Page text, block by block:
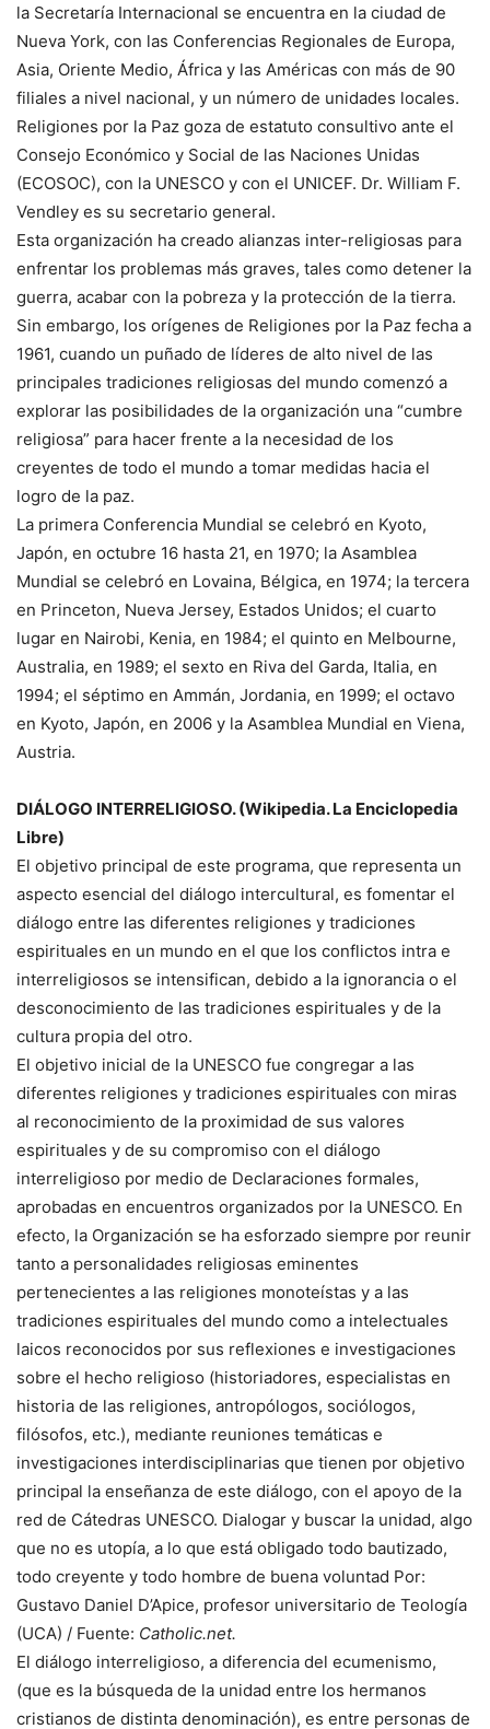
la Secretaría Internacional se encuentra en la ciudad de
Nueva York, con las Conferencias Regionales de Europa,
Asia, Oriente Medio, África y las Américas con más de 90
filiales a nivel nacional, y un número de unidades locales.
Religiones por la Paz goza de estatuto consultivo ante el
Consejo Económico y Social de las Naciones Unidas
(ECOSOC), con la UNESCO y con el UNICEF. Dr. William F.
Vendley es su secretario general.
Esta organización ha creado alianzas inter-religiosas para
enfrentar los problemas más graves, tales como detener la
guerra, acabar con la pobreza y la protección de la tierra.
Sin embargo, los orígenes de Religiones por la Paz fecha a
1961, cuando un puñado de líderes de alto nivel de las
principales tradiciones religiosas del mundo comenzó a
explorar las posibilidades de la organización una “cumbre
religiosa” para hacer frente a la necesidad de los
creyentes de todo el mundo a tomar medidas hacia el
logro de la paz.
La primera Conferencia Mundial se celebró en Kyoto,
Japón, en octubre 16 hasta 21, en 1970; la Asamblea
Mundial se celebró en Lovaina, Bélgica, en 1974; la tercera
en Princeton, Nueva Jersey, Estados Unidos; el cuarto
lugar en Nairobi, Kenia, en 1984; el quinto en Melbourne,
Australia, en 1989; el sexto en Riva del Garda, Italia, en
1994; el séptimo en Ammán, Jordania, en 1999; el octavo
en Kyoto, Japón, en 2006 y la Asamblea Mundial en Viena,
Austria.
DIÁLOGO INTERRELIGIOSO. (Wikipedia. La Enciclopedia
Libre)
El objetivo principal de este programa, que representa un
aspecto esencial del diálogo intercultural, es fomentar el
diálogo entre las diferentes religiones y tradiciones
espirituales en un mundo en el que los conflictos intra e
interreligiosos se intensifican, debido a la ignorancia o el
desconocimiento de las tradiciones espirituales y de la
cultura propia del otro.
El objetivo inicial de la UNESCO fue congregar a las
diferentes religiones y tradiciones espirituales con miras
al reconocimiento de la proximidad de sus valores
espirituales y de su compromiso con el diálogo
interreligioso por medio de Declaraciones formales,
aprobadas en encuentros organizados por la UNESCO. En
efecto, la Organización se ha esforzado siempre por reunir
tanto a personalidades religiosas eminentes
pertenecientes a las religiones monoteístas y a las
tradiciones espirituales del mundo como a intelectuales
laicos reconocidos por sus reflexiones e investigaciones
sobre el hecho religioso (historiadores, especialistas en
historia de las religiones, antropólogos, sociólogos,
filósofos, etc.), mediante reuniones temáticas e
investigaciones interdisciplinarias que tienen por objetivo
principal la enseñanza de este diálogo, con el apoyo de la
red de Cátedras UNESCO. Dialogar y buscar la unidad, algo
que no es utopía, a lo que está obligado todo bautizado,
todo creyente y todo hombre de buena voluntad Por:
Gustavo Daniel D’Apice, profesor universitario de Teología
(UCA) / Fuente: Catholic.net.
El diálogo interreligioso, a diferencia del ecumenismo,
(que es la búsqueda de la unidad entre los hermanos
cristianos de distinta denominación), es entre personas de